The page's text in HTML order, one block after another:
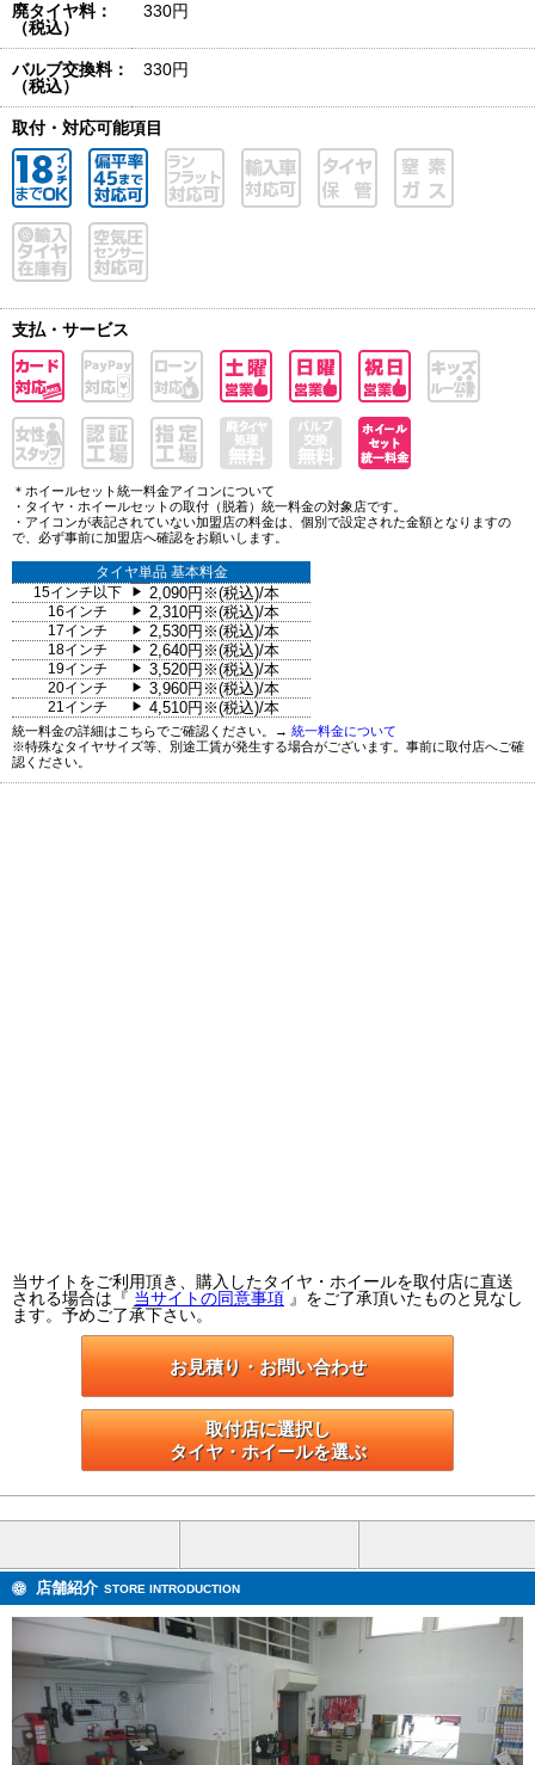
廃タイヤ料：
（税込）
330円
バルブ交換料：
（税込）
330円
取付・対応可能項目
支払・サービス
＊ホイールセット統一料金アイコンについて
・タイヤ・ホイールセットの取付（脱着）統一料金の対象店です。
・アイコンが表記されていない加盟店の料金は、個別で設定された金額となりますの
で、必ず事前に加盟店へ確認をお願いします。
タイヤ単品 基本料金
15インチ以下
▶ 2,090円※(税込)/本
16インチ ▶ 2,310円※(税込)/本
17インチ ▶ 2,530円※(税込)/本
18インチ ▶ 2,640円※(税込)/本
19インチ ▶ 3,520円※(税込)/本
20インチ ▶ 3,960円※(税込)/本
21インチ ▶ 4,510円※(税込)/本
統一料金の詳細はこちらでご確認ください。→ 統一料金について
※特殊なタイヤサイズ等、別途工賃が発生する場合がございます。事前に取付店へご確
認ください。
当サイトをご利用頂き、購入したタイヤ・ホイールを取付店に直送
される場合は『 当サイトの同意事項 』をご了承頂いたものと見なし
ます。予めご了承下さい。
お見積り・お問い合わせ
取付店に選択し
タイヤ・ホイールを選ぶ
店舗紹介 STORE INTRODUCTION